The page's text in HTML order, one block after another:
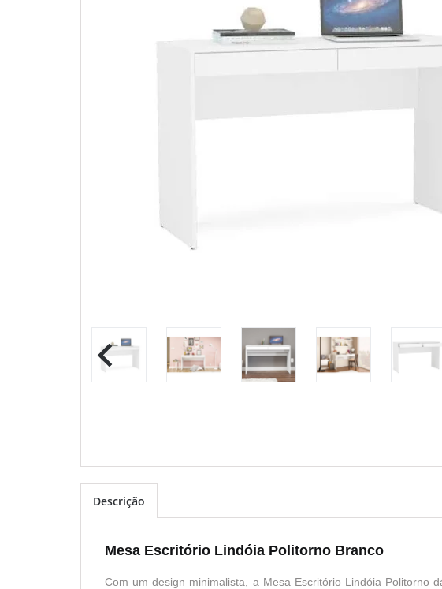
Descrição
Mesa Escritório Lindóia Politorno Branco
Com um design minimalista, a Mesa Escritório Lindóia Politorno